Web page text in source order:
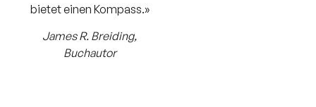
bietet einen Kompass.»
James R. Breiding,
Buchautor